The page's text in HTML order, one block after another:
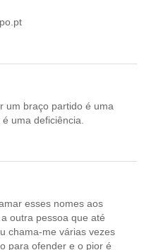
um braço partido é uma
uma deficiência.
esses nomes aos
outra pessoa que até
chama-me várias vezes
para ofender e o pior é